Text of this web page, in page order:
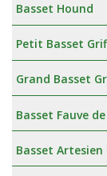
Basset Hound
Petit Basset
Grand Basset
Basset Fauve
Basset